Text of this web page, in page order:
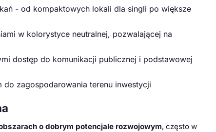
- od kompaktowych lokali dla singli po większe
w kolorystyce neutralnej, pozwalającej na
dostęp do komunikacji publicznej i podstawowej
do zagospodarowania terenu inwestycji
o dobrym potencjale rozwojowym, często w